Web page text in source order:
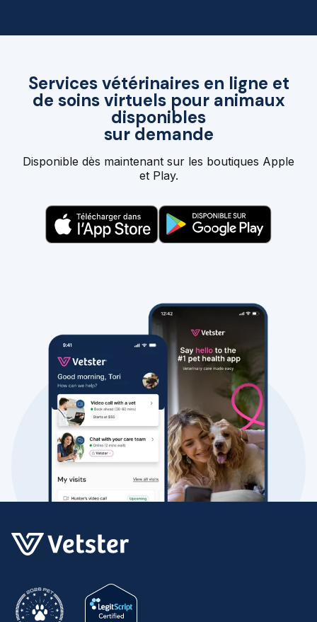
Services vétérinaires en ligne et
de soins virtuels pour animaux
disponibles
sur demande
Disponible dès maintenant sur les boutiques Apple
et Play.